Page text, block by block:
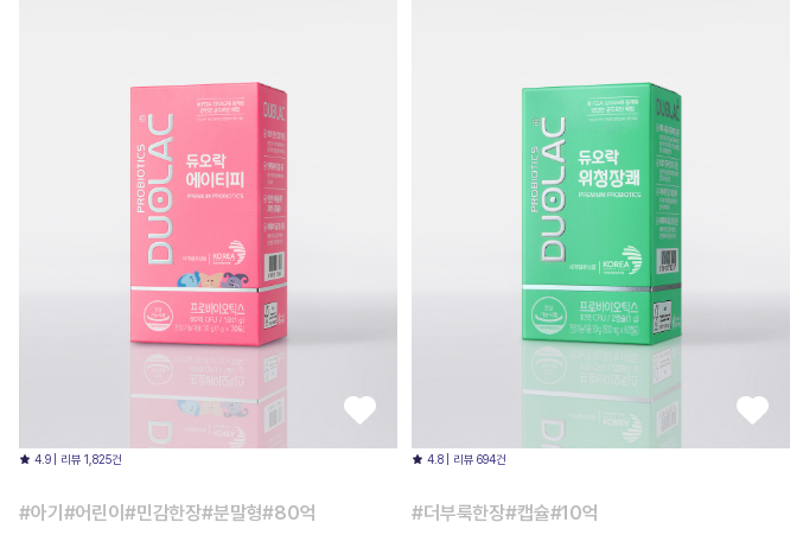
4.9 | 리뷰 1,825건
#아기#어린이#민감한장#분말형#80억
4.8 | 리뷰 694건
#더부룩한장#캡슐#10억